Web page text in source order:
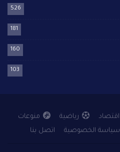
526
181
160
103
اقتصاد رياضية
منوعات
سياسة الخصوصية اتصل بنا